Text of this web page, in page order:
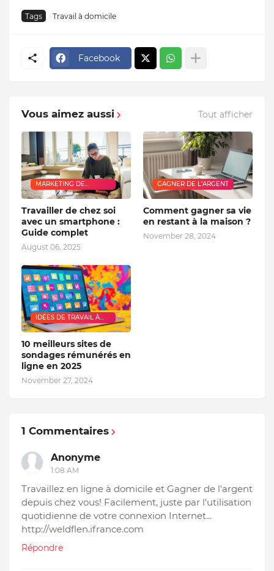
Tags Travail à domicile
Facebook
Vous aimez aussi Tout afficher
MARKETING DE
RÉSEAU
Travailler de chez soi
avec un smartphone :
Guide complet
August 06, 2025
GAGNER DE L'ARGENT
Comment gagner sa vie
en restant à la maison ?
November 28, 2024
IDÉES DE TRAVAIL À
DOMICILE
10 meilleurs sites de
sondages rémunérés en
ligne en 2025
November 27, 2024
1 Commentaires
Anonyme
1:08 AM
Travaillez en ligne à domicile et Gagner de l'argent
depuis chez vous! Facilement, juste par l'utilisation
quotidienne de votre connexion Internet...
http://weldflen.ifrance.com
Répondre